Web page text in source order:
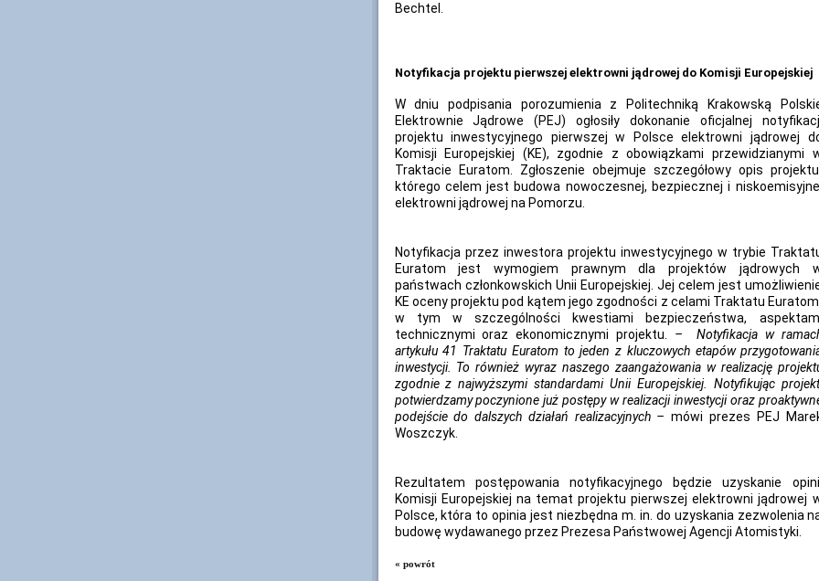
Bechtel.
Notyfikacja projektu pierwszej elektrowni jądrowej do Komisji Europejskiej
W dniu podpisania porozumienia z Politechniką Krakowską
Elektrownie Jądrowe (PEJ) ogłosiły dokonanie oficjalnej
projektu inwestycyjnego pierwszej w Polsce elektrowni jądrowej
Komisji Europejskiej (KE), zgodnie z obowiązkami przewidzianymi
Traktacie Euratom. Zgłoszenie obejmuje szczegółowy opis
którego celem jest budowa nowoczesnej, bezpiecznej i
elektrowni jądrowej na Pomorzu.
Notyfikacja przez inwestora projektu inwestycyjnego w trybie
Euratom jest wymogiem prawnym dla projektów jądrowych
państwach członkowskich Unii Europejskiej. Jej celem jest
KE oceny projektu pod kątem jego zgodności z celami Traktatu
w tym w szczególności kwestiami bezpieczeństwa,
technicznymi oraz ekonomicznymi projektu. – Notyfikacja w
artykułu 41 Traktatu Euratom to jeden z kluczowych etapów
inwestycji. To również wyraz naszego zaangażowania w realizację
zgodnie z najwyższymi standardami Unii Europejskiej. Notyfikując
potwierdzamy poczynione już postępy w realizacji inwestycji oraz
podejście do dalszych działań realizacyjnych – mówi prezes PEJ
Woszczyk.
Rezultatem postępowania notyfikacyjnego będzie uzyskanie
Komisji Europejskiej na temat projektu pierwszej elektrowni jądrowej
Polsce, która to opinia jest niezbędna m. in. do uzyskania zezwolenia
budowę wydawanego przez Prezesa Państwowej Agencji Atomistyki.
« powrót